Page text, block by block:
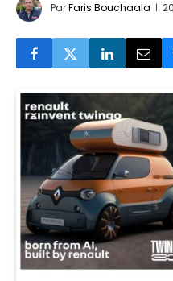
ParFaris Bouchaala